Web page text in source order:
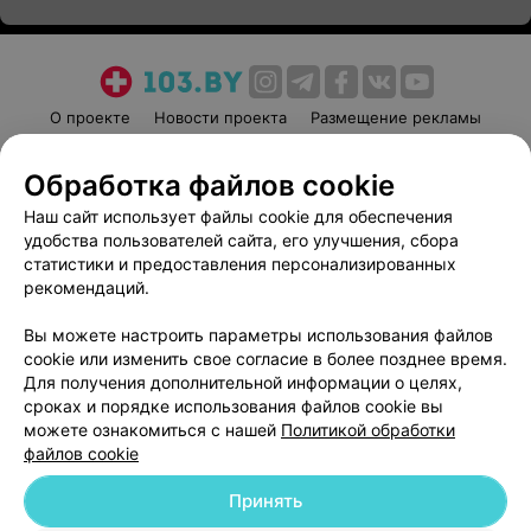
О проекте Новости проекта
Размещение рекламы
Пользовательское соглашение
Способы оплаты
Вакансии
Партнеры
Написать руководителю 103.by
Обработка персональных данных
© 2026 ООО «Артокс Лаб», УНП 191700409 | 220012, Республика Беларусь,
Обработка файлов cookie
Наш сайт использует файлы cookie для обеспечения
удобства пользователей сайта, его улучшения, сбора
статистики и предоставления персонализированных
рекомендаций.
Вы можете настроить параметры использования файлов
cookie или изменить свое согласие в более позднее время.
Для получения дополнительной информации о целях,
сроках и порядке использования файлов cookie вы
можете ознакомиться с нашей Политикой обработки
файлов cookie
Принять